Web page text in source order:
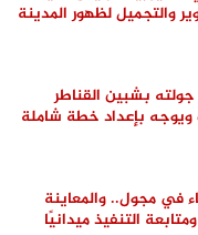
والتجميل لظهور المدينة
بشبين القناطر
ويوجه بإعداد خطة شاملة
مجول.. والمعاينة
التنفيذ ميدانيًا